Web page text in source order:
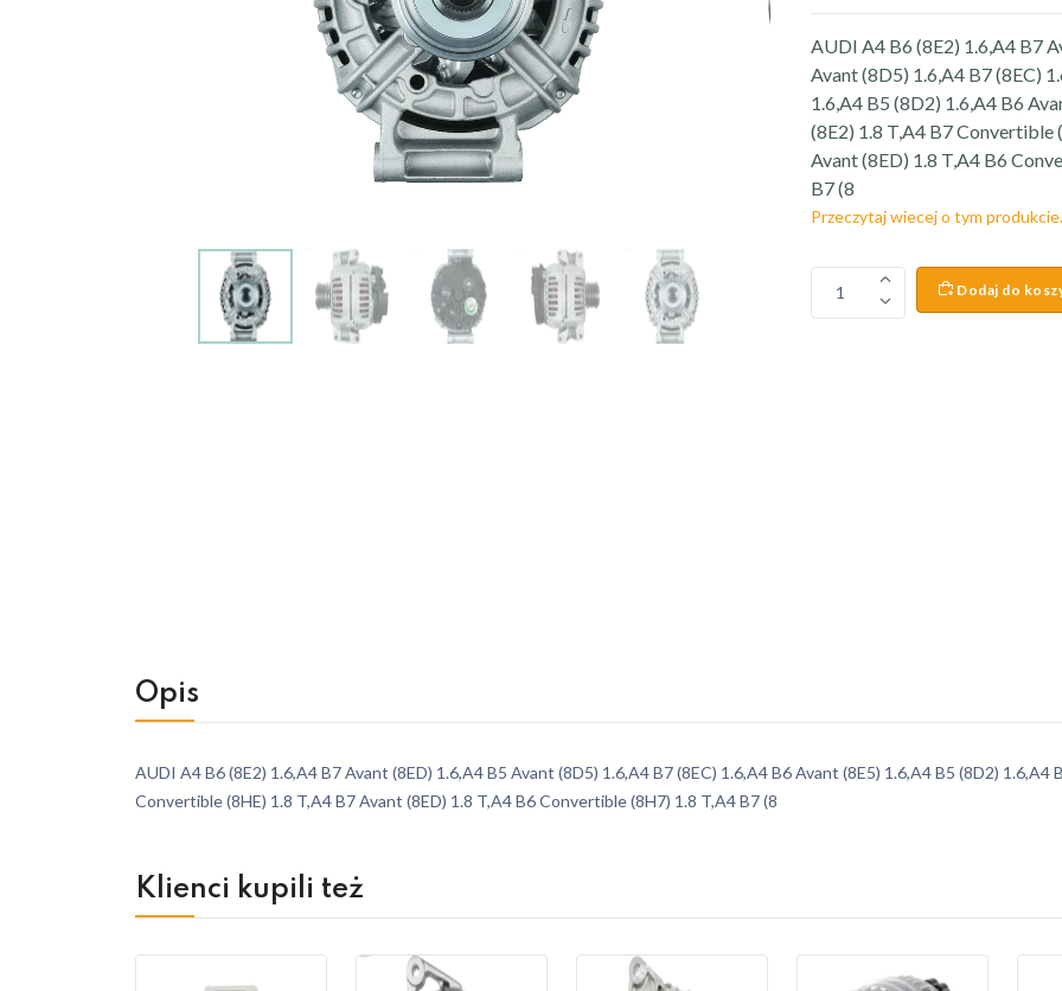
AUDI A4 B6 (8E2) 1.6,A4 B7
Avant (8D5) 1.6,A4 B7 (8EC)
1.6,A4 B5 (8D2) 1.6,A4 B6
(8E2) 1.8 T,A4 B7 Convertible
Avant (8ED) 1.8 T,A4 B6
B7 (8
Przeczytaj wiecej o tym produkcie.
1 Dodaj do
Opis
AUDI A4 B6 (8E2) 1.6,A4 B7 Avant (8ED) 1.6,A4 B5 Avant (8D5) 1.6,A4 B7 (8EC) 1.6,A4 B6 Avant (8E5) 1.6,A4 B5 (8D2) 1.6,A4
Convertible (8HE) 1.8 T,A4 B7 Avant (8ED) 1.8 T,A4 B6 Convertible (8H7) 1.8 T,A4 B7 (8
Klienci kupili też